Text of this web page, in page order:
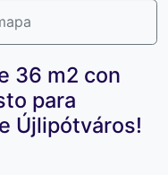
36 m2 con
para
Újlipótváros!